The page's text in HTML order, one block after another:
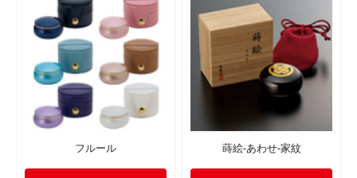
フルール 蒔絵-あわせ-家紋